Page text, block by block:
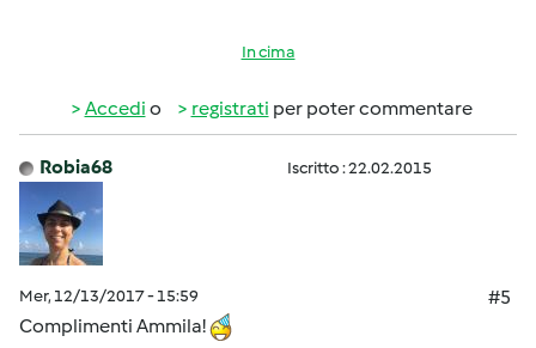
In cima
Accedi o registrati per poter commentare
Robia68 Iscritto : 22.02.2015
Mer, 12/13/2017 - 15:59
#5
Complimenti Ammila!